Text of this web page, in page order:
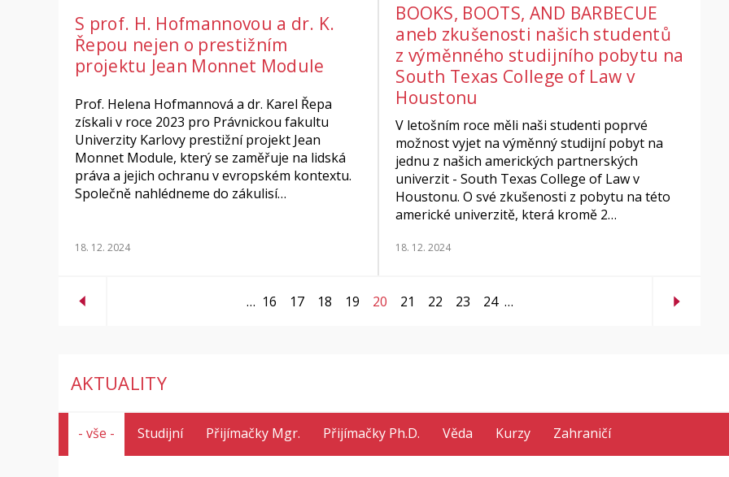
S prof. H. Hofmannovou a dr. K.
Řepou nejen o prestižním
projektu Jean Monnet Module
Prof. Helena Hofmannová a dr. Karel Řepa
získali v roce 2023 pro Právnickou fakultu
Univerzity Karlovy prestižní projekt Jean
Monnet Module, který se zaměřuje na lidská
práva a jejich ochranu v evropském kontextu.
Společně nahlédneme do zákulisí…
18. 12. 2024
BOOKS, BOOTS, AND BARBECUE
aneb zkušenosti našich studentů
z výměnného studijního pobytu na
South Texas College of Law v
Houstonu
V letošním roce měli naši studenti poprvé
možnost vyjet na výměnný studijní pobyt na
jednu z našich amerických partnerských
univerzit - South Texas College of Law v
Houstonu. O své zkušenosti z pobytu na této
americké univerzitě, která kromě 2…
18. 12. 2024
… 16 17 18 19 20 21 22 23 24 …
AKTUALITY
- vše - Studijní Přijímačky Mgr. Přijímačky Ph.D. Věda Kurzy Zahraničí